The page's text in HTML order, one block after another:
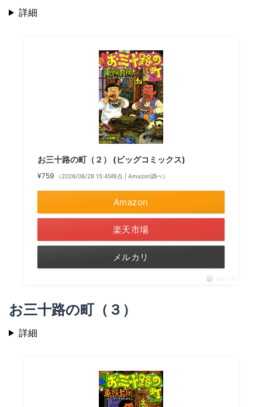
詳細
お三十路の町（２） (ビッグコミックス)
¥759 （2026/06/28 15:45時点 | Amazon調べ）
Amazon
楽天市場
メルカリ
ポチップ
お三十路の町（３）
詳細